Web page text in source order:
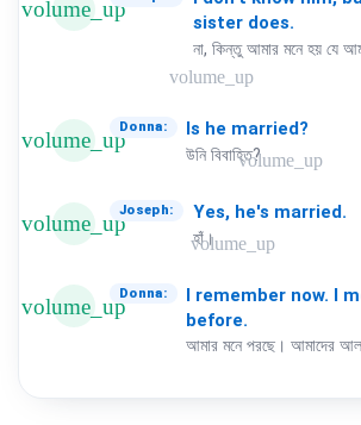
volume_up
sister does.
না, কিন্তু আমার মনে হয় যে
volume_up
volume_up
Donna: Is he married?
উনি বিবাহিত?volume_up
volume_up
Joseph: Yes, he's married.
হাঁ।
volume_up
volume_up
Donna: I remember now. I
before.
আমার মনে পরছে। আমাদের